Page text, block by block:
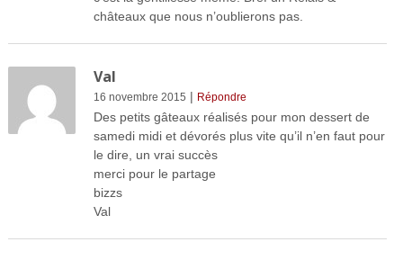
châteaux que nous n’oublierons pas.
Val
16 novembre 2015 | Répondre
Des petits gâteaux réalisés pour mon dessert de
samedi midi et dévorés plus vite qu’il n’en faut pour
le dire, un vrai succès
merci pour le partage
bizzs
Val